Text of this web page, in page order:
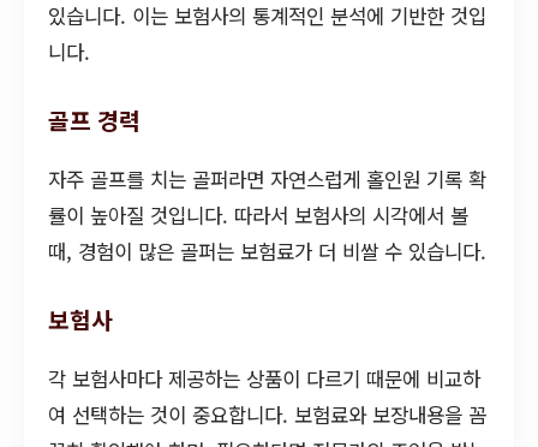
있습니다. 이는 보험사의 통계적인 분석에 기반한 것입
니다.
골프 경력
자주 골프를 치는 골퍼라면 자연스럽게 홀인원 기록 확
률이 높아질 것입니다. 따라서 보험사의 시각에서 볼
때, 경험이 많은 골퍼는 보험료가 더 비쌀 수 있습니다.
보험사
각 보험사마다 제공하는 상품이 다르기 때문에 비교하
여 선택하는 것이 중요합니다. 보험료와 보장내용을 꼼